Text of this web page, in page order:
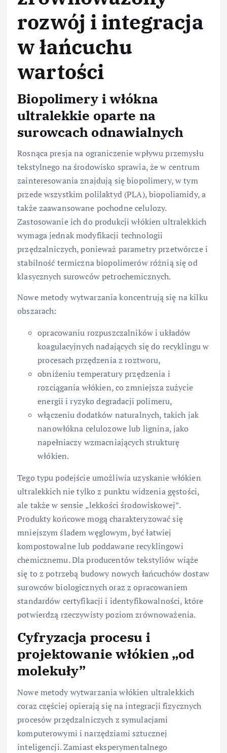
rozwój i integracja
w łańcuchu
wartości
Biopolimery i włókna
ultralekkie oparte na
surowcach odnawialnych
Rosnąca presja na ograniczenie wpływu przemysłu
tekstylnego na środowisko sprawia, że w centrum
zainteresowania znajdują się biopolimery, w tym
przede wszystkim polilaktyd (PLA), biopoliamidy, a
także zaawansowane pochodne celulozy.
Zastosowanie ich do produkcji włókien ultralekkich
wymaga jednak modyfikacji technologii
przędzalniczych, ponieważ parametry przetwórcze i
stabilność termiczna biopolimerów różnią się od
klasycznych surowców petrochemicznych.
Nowe metody wytwarzania koncentrują się na kilku
obszarach:
opracowaniu rozpuszczalników i układów
koagulacyjnych nadających się do recyklingu w
procesach przędzenia z roztworu,
obniżeniu temperatury przędzenia i
rozciągania włókien, co zmniejsza zużycie
energii i ryzyko degradacji polimeru,
włączeniu dodatków naturalnych, takich jak
nanowłókna celulozowe lub lignina, jako
napełniaczy wzmacniających strukturę
włókien.
Tego typu podejście umożliwia uzyskanie włókien
ultralekkich nie tylko z punktu widzenia gęstości,
ale także w sensie „lekkości środowiskowej”.
Produkty końcowe mogą charakteryzować się
mniejszym śladem węglowym, być łatwiej
kompostowalne lub poddawane recyklingowi
chemicznemu. Dla producentów tekstyliów wiąże
się to z potrzebą budowy nowych łańcuchów dostaw
surowców biologicznych oraz z opracowaniem
standardów certyfikacji i identyfikowalności, które
potwierdzą rzeczywisty poziom zrównoważenia.
Cyfryzacja procesu i
projektowanie włókien „od
molekuły”
Nowe metody wytwarzania włókien ultralekkich
coraz częściej opierają się na integracji fizycznych
procesów przędzalniczych z symulacjami
komputerowymi i narzędziami sztucznej
inteligencji. Zamiast eksperymentalnego